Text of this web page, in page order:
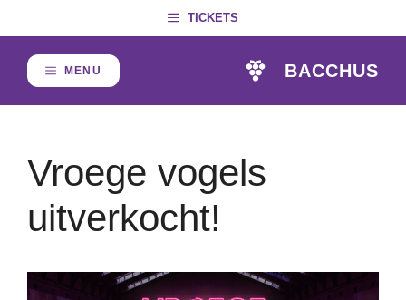
to
content
TICKETS
BACCHUS
MENU
Vroege vogels
uitverkocht!